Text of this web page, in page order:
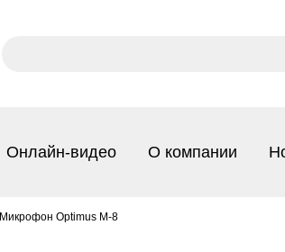
Онлайн-видео О компании
Микрофон Optimus M-8